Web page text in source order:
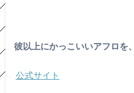
彼以上にかっこいいアフロを
公式サイト